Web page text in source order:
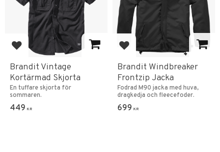
Lägg till i favoriter
Brandit Vintage
Kortärmad Skjorta
En tuffare skjorta för
sommaren.
449 KR
Lägg till i favoriter
Brandit Windbreaker
Frontzip Jacka
Fodrad M90 jacka med huva,
dragkedja och fleecefoder.
699 KR